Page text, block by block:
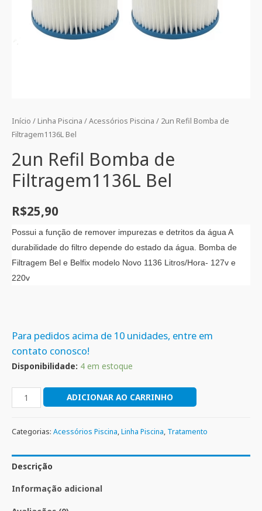
Início / Linha Piscina /Acessórios Piscina / 2un Refil Bomba de
Filtragem1136L Bel
2un Refil Bomba de
Filtragem1136L Bel
R$25,90
Possui a função de remover impurezas e detritos da água A
durabilidade do filtro depende do estado da água. Bomba de
Filtragem Bel e Belfix modelo Novo 1136 Litros/Hora- 127v e
220v
Para pedidos acima de 10 unidades, entre em
contato conosco!
Disponibilidade: 4 em estoque
ADICIONAR AO CARRINHO
Categorias: Acessórios Piscina,Linha Piscina, Tratamento
Descrição
Informação adicional